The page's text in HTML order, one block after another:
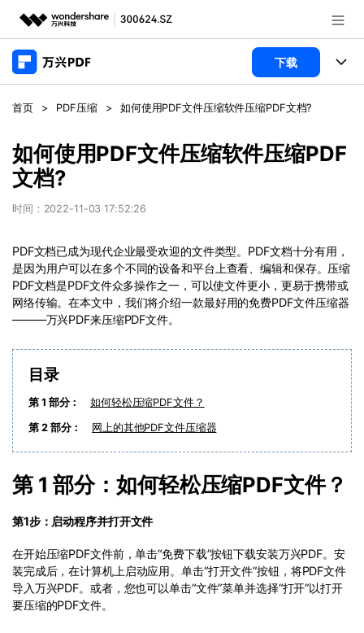
推荐产品
政企服务
新闻中心
关于万兴
帮助中心
客服热线：4000-300624
下载
产品
桌面端
万兴PDF Windows版
万兴PDF Mac版
移动端
万兴PDF 安卓版
万兴PDF iOS版
PDF开发工具
万兴PDF SDK
申请试用
功能
PDF新功能
PDF编辑器
PDF合并工具
PDF转换器
PDF加密
PDF文件压缩
PDF签名
PDF批量工具
PDF提取页面
PDF文件创建
PDF注释
商业合作
企业采购
经销商招募
产品支持
用户指南
常见问题
下载中心
01.热门软件
02.转换PDF
03.编辑PDF
查看更多 >
登录 立即购买
首页 > PDF压缩 > 如何使用PDF文件压缩软件压缩PDF文档?
如何使用PDF文件压缩软件压缩PDF
文档?
时间：2022-11-03 17:52:26
PDF文档已成为现代企业最受欢迎的文件类型。PDF文档十分有用，
是因为用户可以在多个不同的设备和平台上查看、编辑和保存。压缩
PDF文档是PDF文件众多操作之一，可以使文件更小，更易于携带或
网络传输。在本文中，我们将介绍一款最好用的免费PDF文件压缩器
———万兴PDF来压缩PDF文件。
目录
第 1 部分： 如何轻松压缩PDF文件？
第 2 部分： 网上的其他PDF文件压缩器
第 1 部分：如何轻松压缩PDF文件？
第1步：启动程序并打开文件
在开始压缩PDF文件前，单击“免费下载”按钮下载安装万兴PDF。安
装完成后，在计算机上启动应用。单击“打开文件”按钮，将PDF文件
导入万兴PDF。或者，您也可以单击“文件”菜单并选择“打开”以打开
要压缩的PDF文件。